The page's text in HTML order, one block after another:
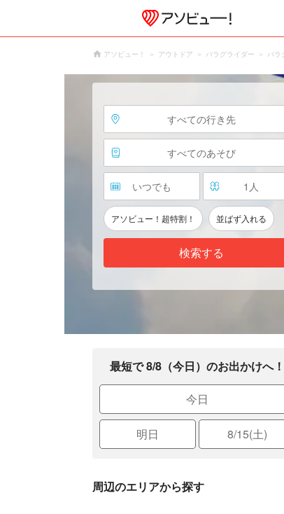
アソビュー！ アウトドア パラグライダー パラ
すべての行き先
すべてのあそび
いつでも 1 人
アソビュー！超特割！ 並ばず入れる
検索する
最短で 8/8（今日）のお出かけへ！
今日
明日 8/15(土)
周辺のエリアから探す